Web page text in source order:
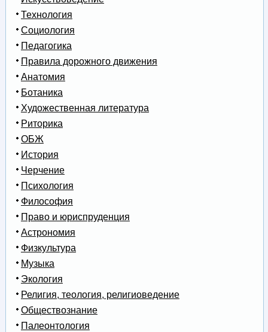
Технология
Социология
Педагогика
Правила дорожного движения
Анатомия
Ботаника
Художественная литература
Риторика
ОБЖ
История
Черчение
Психология
Философия
Право и юриспруденция
Астрономия
Физкультура
Музыка
Экология
Религия, теология, религиоведение
Обществознание
Палеонтология